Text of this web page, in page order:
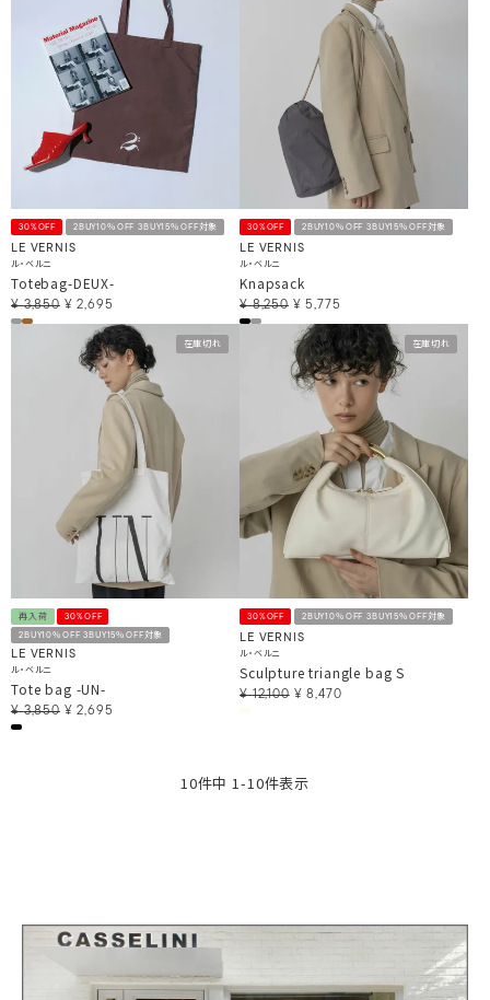
30%OFF 2BUY10％OFF 3BUY15％OFF対象
LE VERNIS
ル・ベルニ
Totebag-DEUX-
¥ 3,850 ¥ 2,695
30%OFF 2BUY10％OFF 3BUY15％OFF対象
LE VERNIS
ル・ベルニ
Knapsack
¥ 8,250 ¥ 5,775
再入荷 30%OFF
2BUY10％OFF 3BUY15％OFF対象
LE VERNIS
ル・ベルニ
Tote bag -UN-
¥ 3,850 ¥ 2,695
在庫切れ
30%OFF 2BUY10％OFF 3BUY15％OFF対象
LE VERNIS
ル・ベルニ
Sculpture triangle bag S
¥ 12,100 ¥ 8,470
在庫切れ
10件中 1-10件表示